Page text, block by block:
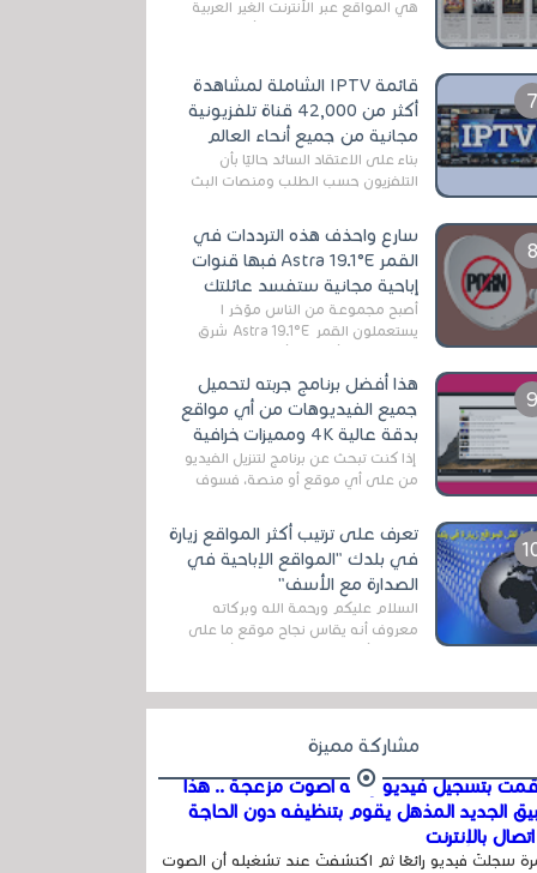
هي المواقع عبر الأنترنت الغير العربية
التي تقدم خدمة تحميل الأفلام على
قائمة IPTV الشاملة لمشاهدة
أكثر من 42,000 قناة تلفزيونية
مجانية من جميع أنحاء العالم
بناءً على الاعتقاد السائد حاليًا بأن
التلفزيون حسب الطلب ومنصات البث
سارع واحذف هذه الترددات في
القمر Astra 19.1°E فبها قنوات
إباحية مجانية ستفسد عائلتك
أصبح مجموعة من الناس مؤخر ا
يستعملون القمر Astra 19.1°E شرق
وذلك بسبب أن هذا الأخير يتوفرعلى
قنوات مميزة جدا تنقل العديد من البرامج
اله...
هذا أفضل برنامج جربته لتحميل
جميع الفيديوهات من أي مواقع
بدقة عالية 4K ومميزات خرافية
إذا كنت تبحث عن برنامج لتنزيل الفيديو
من على أي موقع أو منصة، فسوف
الخاصة بالبرامج والتطبيقات في هذا
المج...
تعرف على ترتيب أكثر المواقع زيارة
في بلدك "المواقع الإباحية في
الصدارة مع الأسف"
السلام عليكم ورحمة الله وبركاته
معروف أنه يقاس نجاح موقع ما على
في...
مشاركة مميزة
بتسجيل فيديو وفيه أصوت مزعجة .. هذا
الجديد المذهل يقوم بتنظيفه دون الحاجة
بالإنترنت
سجلتَ فيديو رائعًا ثم اكتشفتَ عند تشغيله أن الصوت